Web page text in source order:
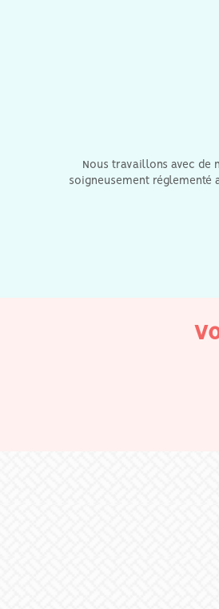
Nous travaillons avec de
soigneusement réglementé